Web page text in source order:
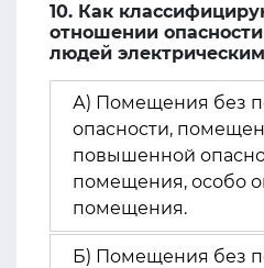
10. Как
отношении
людей
А) Помещения без
опасности,
повышенной
помещения, особо
помещения.
Б) Помещения без